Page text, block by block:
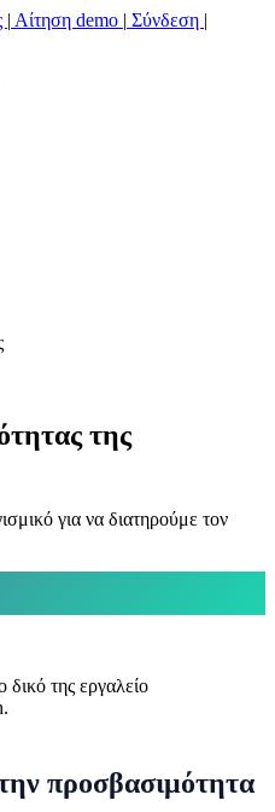
| Αίτηση demo | Σύνδεση |
της
για να διατηρούμε τον
της εργαλείο
προσβασιμότητα